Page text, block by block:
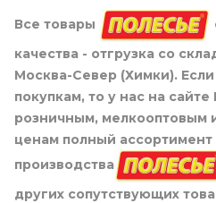
Все товары
качества - отгрузка со
Москва-Север (Химки).
покупкам, то у нас на
розничным, мелкооптовым
ценам полный ассортимент
производства
других сопутствующих